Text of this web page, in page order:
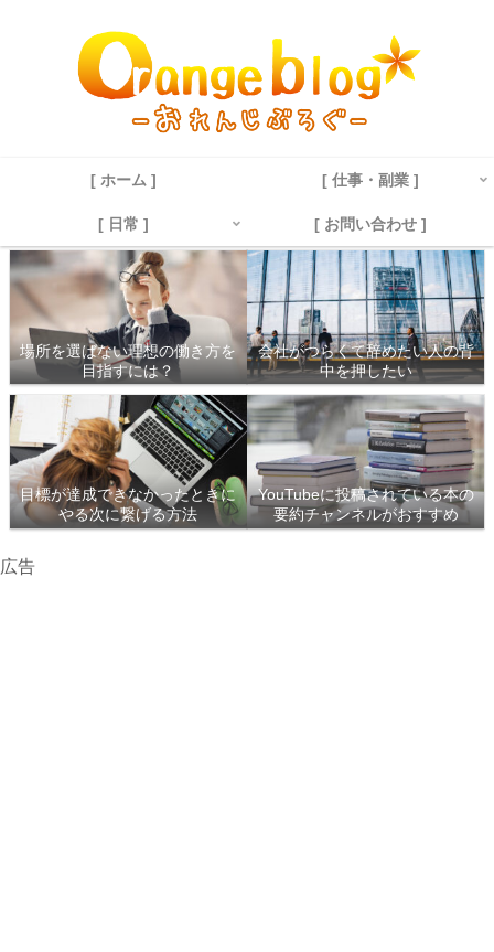
[ ホーム ] [ 仕事・副業 ]
[ 日常 ] [ お問い合わせ ]
場所を選ばない理想の働き方を
目指すには？
会社がつらくて辞めたい人の背
中を押したい
目標が達成できなかったときに
やる次に繋げる方法
YouTubeに投稿されている本の
要約チャンネルがおすすめ
広告